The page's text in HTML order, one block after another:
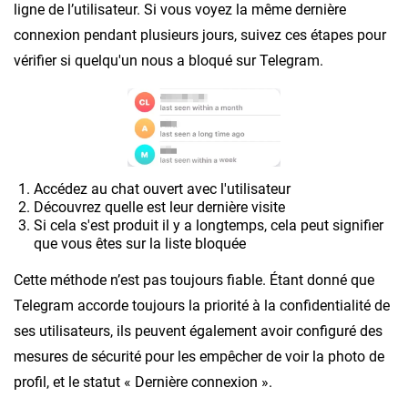
ligne de l’utilisateur. Si vous voyez la même dernière
connexion pendant plusieurs jours, suivez ces étapes pour
vérifier si quelqu'un nous a bloqué sur Telegram.
Accédez au chat ouvert avec l'utilisateur
Découvrez quelle est leur dernière visite
Si cela s'est produit il y a longtemps, cela peut signifier
que vous êtes sur la liste bloquée
Cette méthode n’est pas toujours fiable. Étant donné que
Telegram accorde toujours la priorité à la confidentialité de
ses utilisateurs, ils peuvent également avoir configuré des
mesures de sécurité pour les empêcher de voir la photo de
profil, et le statut « Dernière connexion ».